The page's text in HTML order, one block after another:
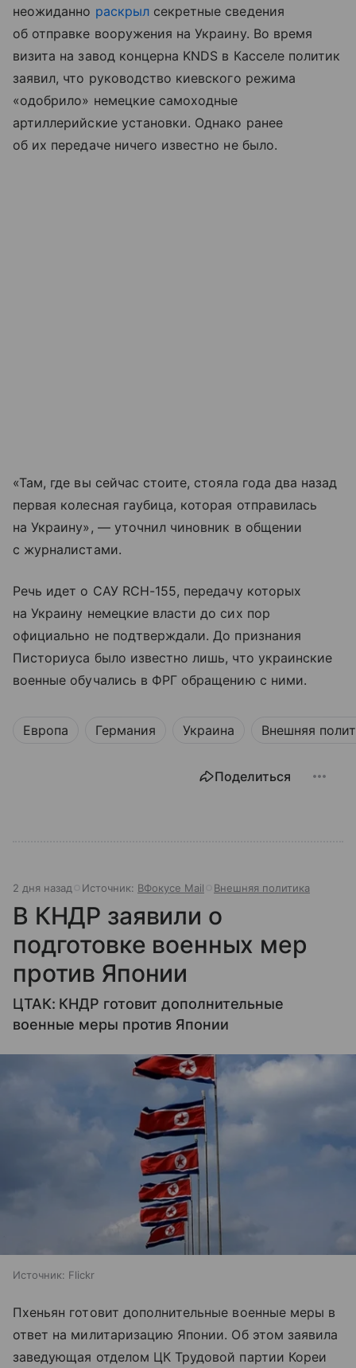
неожиданно раскрылсекретные сведения
об отправке вооружения на Украину. Во время
визита на завод концерна KNDS в Касселе политик
заявил, что руководство киевского режима
«одобрило» немецкие самоходные
артиллерийские установки. Однако ранее
об их передаче ничего известно не было.
«Там, где вы сейчас стоите, стояла года два назад
первая колесная гаубица, которая отправилась
на Украину», — уточнил чиновник в общении
с журналистами.
Речь идет о САУ RCH-155, передачу которых
на Украину немецкие власти до сих пор
официально не подтверждали. До признания
Писториуса было известно лишь, что украинские
военные обучались в ФРГ обращению с ними.
Европа Германия Украина Внешняя
Поделиться
2 дня назад Источник: ВФокусе Mail Внешняя политика
В КНДР заявили о
подготовке военных мер
против Японии
ЦТАК: КНДР готовит дополнительные
военные меры против Японии
Источник: Flickr
Пхеньян готовит дополнительные военные меры в
ответ на милитаризацию Японии. Об этом заявила
заведующая отделом ЦК Трудовой партии Кореи